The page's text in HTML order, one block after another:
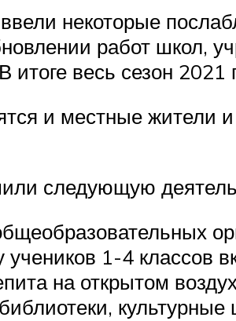
некоторые
работ школ,
итоге весь сезон
и местные жители
следующую
учеников 1-4 классов
на открытом